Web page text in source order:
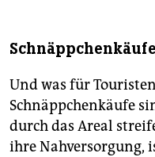
Und was für
Schnäppchenkäufe
durch das Areal
ihre Nahversorgung,